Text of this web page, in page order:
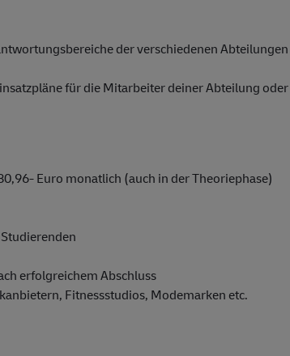
der verschiedenen Abteilungen
für die Mitarbeiter deiner Abteilung oder
Euro monatlich (auch in der Theoriephase)
erfolgreichem Abschluss
Fitnessstudios, Modemarken etc.